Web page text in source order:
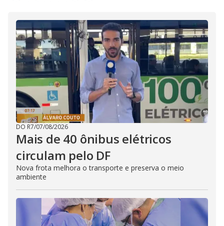
DO R7/07/08/2026
Mais de 40 ônibus elétricos
circulam pelo DF
Nova frota melhora o transporte e preserva o meio
ambiente